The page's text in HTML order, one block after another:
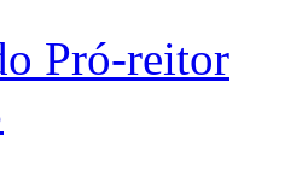
Pró-reitor